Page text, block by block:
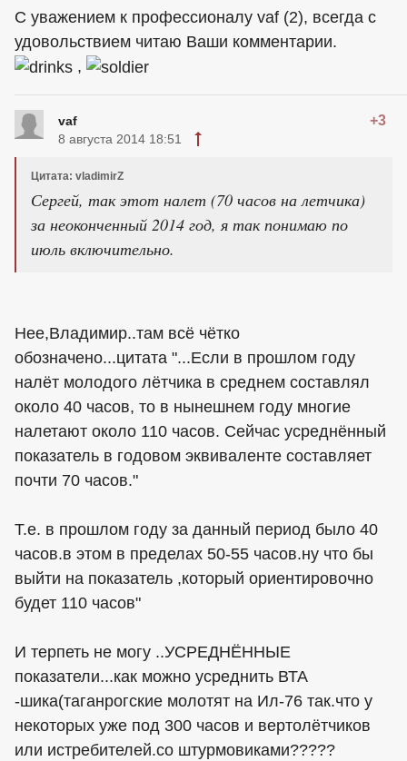
С уважением к профессионалу vaf (2), всегда с
удовольствием читаю Ваши комментарии.
,
vaf +3
8 августа 2014 18:51
Цитата: vladimirZ
Сергей, так этот налет (70 часов на летчика)
за неоконченный 2014 год, я так понимаю по
июль включительно.
Нее,Владимир..там всё чётко
обозначено...цитата "...Если в прошлом году
налёт молодого лётчика в среднем составлял
около 40 часов, то в нынешнем году многие
налетают около 110 часов. Сейчас усреднённый
показатель в годовом эквиваленте составляет
почти 70 часов."
Т.е. в прошлом году за данный период было 40
часов.в этом в пределах 50-55 часов.ну что бы
выйти на показатель ,который ориентировочно
будет 110 часов"
И терпеть не могу ..УСРЕДНЁННЫЕ
показатели...как можно усреднить ВТА
-шика(таганрогские молотят на Ил-76 так.что у
некоторых уже под 300 часов и вертолётчиков
или истребителей.со штурмовиками?????